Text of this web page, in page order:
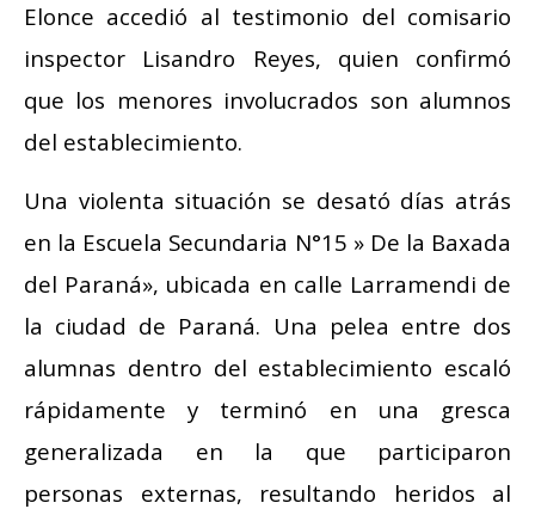
Elonce accedió al testimonio del comisario
inspector Lisandro Reyes, quien confirmó
que los menores involucrados son alumnos
del establecimiento.
Una violenta situación se desató días atrás
en la Escuela Secundaria N°15 » De la Baxada
del Paraná», ubicada en calle Larramendi de
la ciudad de Paraná. Una pelea entre dos
alumnas dentro del establecimiento escaló
rápidamente y terminó en una gresca
generalizada en la que participaron
personas externas, resultando heridos al